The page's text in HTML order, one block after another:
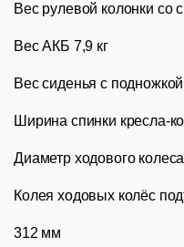
Вес рулевой колонки со
Вес АКБ 7,9 кг
Вес сиденья с подножкой
Ширина спинки кресла-
Диаметр ходового
Колея ходовых колёс
312 мм